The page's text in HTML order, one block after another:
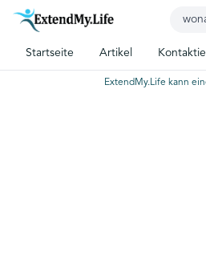
Startseite Artikel
ExtendMy.Life kann